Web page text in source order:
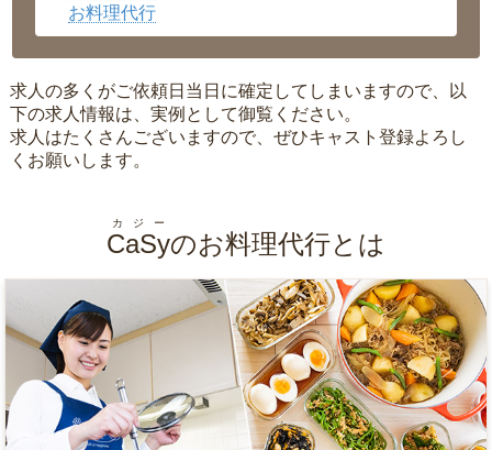
お料理代行
求人の多くがご依頼日当日に確定してしまいますので、以
下の求人情報は、実例として御覧ください。
求人はたくさんございますので、ぜひキャスト登録よろし
くお願いします。
CaSy
カジー
のお料理代行とは